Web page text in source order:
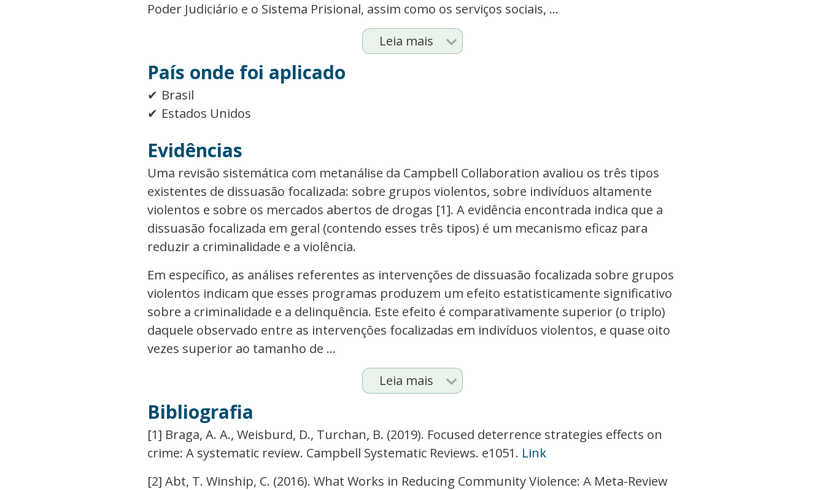
Poder Judiciário e o Sistema Prisional, assim como os serviços sociais, ...
Leia mais
País onde foi aplicado
Brasil
Estados Unidos
Evidências
Uma revisão sistemática com metanálise da Campbell Collaboration avaliou os três tipos
existentes de dissuasão focalizada: sobre grupos violentos, sobre indivíduos altamente
violentos e sobre os mercados abertos de drogas [1]. A evidência encontrada indica que a
dissuasão focalizada em geral (contendo esses três tipos) é um mecanismo eficaz para
reduzir a criminalidade e a violência.
Em específico, as análises referentes as intervenções de dissuasão focalizada sobre grupos
violentos indicam que esses programas produzem um efeito estatisticamente significativo
sobre a criminalidade e a delinquência. Este efeito é comparativamente superior (o triplo)
daquele observado entre as intervenções focalizadas em indivíduos violentos, e quase oito
vezes superior ao tamanho de ...
Leia mais
Bibliografia
[1] Braga, A. A., Weisburd, D., Turchan, B. (2019). Focused deterrence strategies effects on
crime: A systematic review. Campbell Systematic Reviews. e1051. Link
[2] Abt, T. Winship, C. (2016). What Works in Reducing Community Violence: A Meta-Review